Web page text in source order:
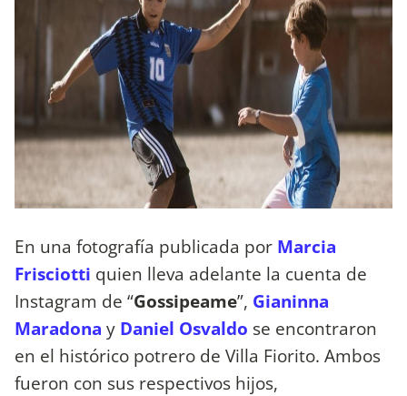
En una fotografía publicada por Marcia
Frisciotti quien lleva adelante la cuenta de
Instagram de “Gossipeame”, Gianinna
Maradona y Daniel Osvaldo se encontraron
en el histórico potrero de Villa Fiorito. Ambos
fueron con sus respectivos hijos,